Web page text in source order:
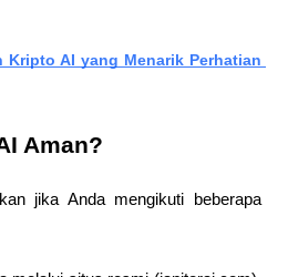
Kripto AI yang Menarik Perhatian
Aman?
jika Anda mengikuti beberapa